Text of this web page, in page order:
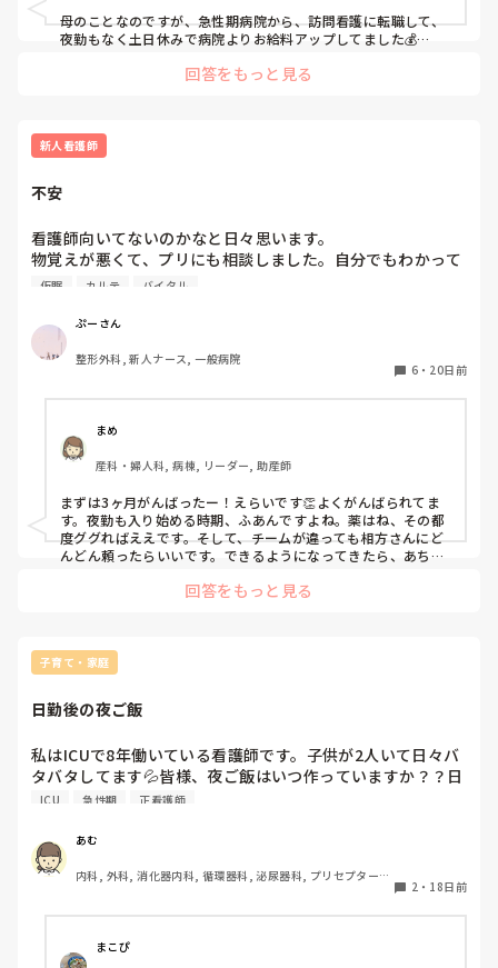
母のことなのですが、急性期病院から、訪問看護に転職して、
夜勤もなく土日休みで病院よりお給料アップしてました💰
管理職などつくとさらに手当がつく。ボーナスは余裕で訪問看
係しているかもしれません。地元では割と有名な病院でした🏥
回答をもっと見る
新人看護師
不安
看護師向いてないのかなと日々思います。
物覚えが悪くて、プリにも相談しました。自分でもわかって
はいましたが、数をこなすしかないと。ですが、毎回怒られ
怒られても次に繋げればいいとか、新人だから怒られるのが
当たり前（？）とかわかってはいます。本当に。こんなに日
勤を3ヶ月頑張ってきて、だけどまだできることも少ないの
ん。うちの病院の場合、チーム制になっており、A-1・2、
B-1・2と分かれています。夜勤の場合、チーム1人ずつ計4
人で夜勤を回します。急性期病院なので患者が毎日変わるが
わるきて、その患者情報も追いつきません。この人はトイレ
本当は3ヶ月も病棟で働いてるのだから知っておくべき情報
も業務を覚えるのと、怒られないようにやらないとという焦
りから全然患者さんのことが見れません。夜勤だと、仮眠が
で、A側の患者さんは日勤で見たことがないので、相手側の
不安で不安で仕方がないです。
自分でも何が言いたいのかわからないくらいには不安です。
ごめんなさい。
でも、気持ちの持ちようなどあれば教えてくださ
い。
オペ迎えので先生に指示受けする時、中止薬の再開日を聞く
と思うんですけど、例えばDM薬だったら食事がどれくらい
高くて先生から指示をもらうと思うんですが、高圧薬を飲ん
でいないかとか見分けるにはなんの薬かわからないといけな
いじゃないですか、薬はどこまでわかってればいいですか？
仮眠 カルテ バイタル
ぷーさん
整形外科, 新人ナース, 一般病院
6・ 20日前
まめ
産科・婦人科, 病棟, リーダー, 助産師
まずは3ヶ月がんばったー！えらいです👏よくがんばられてま
す。夜勤も入り始める時期、ふあんですよね。薬はね、その都
度ググればええです。そして、チームが違っても相方さんにど
んどん頼ったらいいです。できるようになってきたら、あちら
ションが命です。1人で抱え込まず、何でも相談したほうがい
うのですが一緒に確認してもらえませんか？とか、相談したら
いいのですよ。私なら、新人さんとの夜なら喜んで一緒に見
る！困ってることない？って声をかけます。大丈夫、1人で抱
え込んで何かあるより、アホなことでも聞いてくれたら嬉しい
大丈夫だよー！
回答をもっと見る
子育て・家庭
日勤後の夜ご飯
私はICUで8年働いている看護師です。子供が2人いて日々バ
タバタしてます💦皆様、夜ご飯はいつ作っていますか？？日
勤後の夜ご飯を作る時間がなさすぎて、困ってます。
ICU 急性期 正看護師
あむ
内科, 外科, 消化器内科, 循環器科, 泌尿器科, プリセプター,
2 ・ 18日前
まこぴ